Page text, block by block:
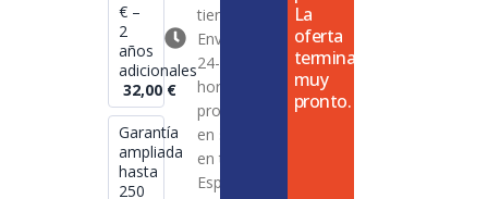
€ –
2
años
adicionales
32,00 €
Garantía
ampliada
hasta
250
tienda
Envío en
24-72
horas en
productos
en stock
en toda
España
La
oferta
termina
muy
pronto.